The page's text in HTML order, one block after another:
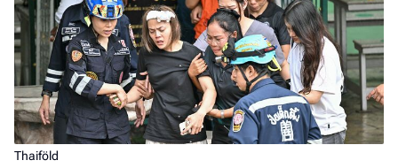
Thaiföld